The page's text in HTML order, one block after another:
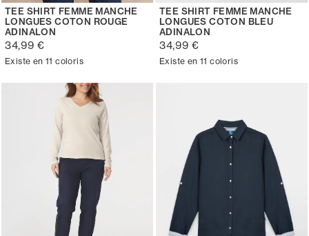
TEE SHIRT FEMME MANCHE
LONGUES COTON ROUGE
ADINALON
34,99 €
Existe en 11 coloris
TEE SHIRT FEMME MANCHE
LONGUES COTON BLEU
ADINALON
34,99 €
Existe en 11 coloris